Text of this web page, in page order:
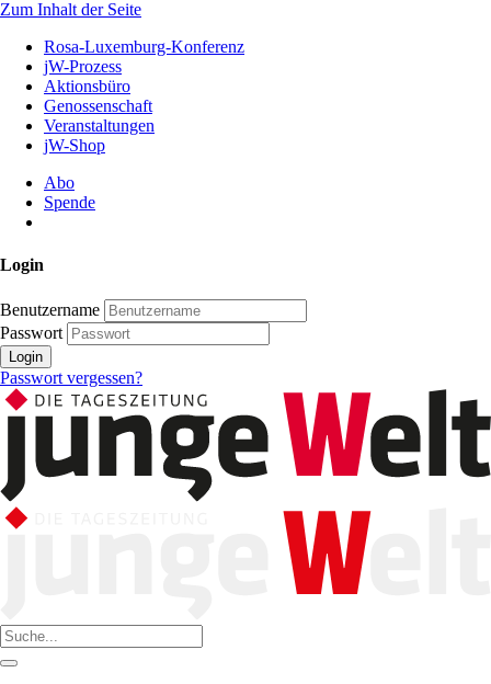
Zum Inhalt der Seite
Rosa-Luxemburg-Konferenz
jW-Prozess
Aktionsbüro
Genossenschaft
Veranstaltungen
jW-Shop
Abo
Spende
Login
Benutzername
Passwort
Login
Passwort vergessen?